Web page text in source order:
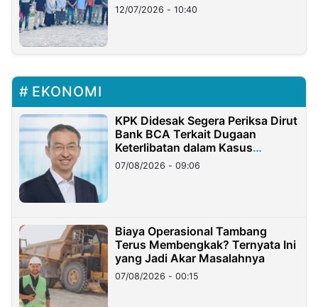
12/07/2026 - 10:40
EKONOMI
KPK Didesak Segera Periksa Dirut
Bank BCA Terkait Dugaan
Keterlibatan dalam Kasus
Hilangnya Dana Nasabah Rp2,58
Miliar
07/08/2026 - 09:06
Biaya Operasional Tambang
Terus Membengkak? Ternyata Ini
yang Jadi Akar Masalahnya
07/08/2026 - 00:15